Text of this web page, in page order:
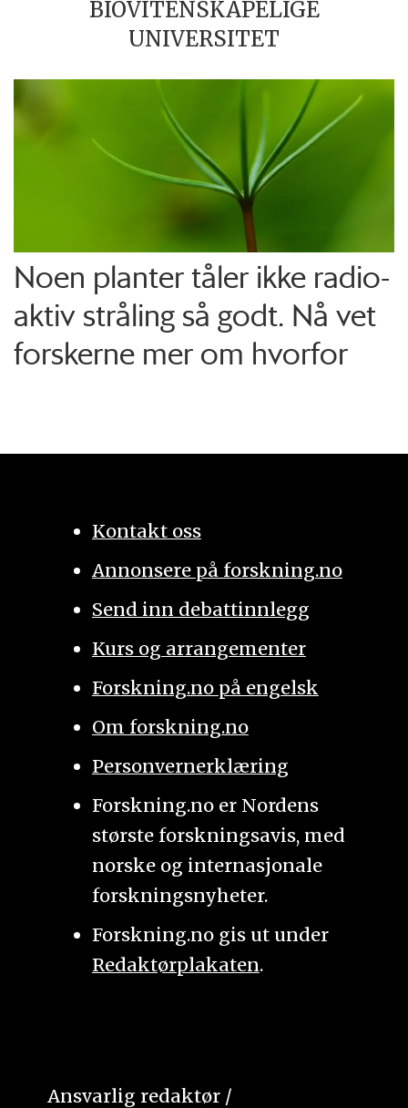
BIOVITENSKAPELIGE
UNIVERSITET
Noen planter tåler ikke radio­
aktiv stråling så godt. Nå vet
forskerne mer om hvorfor
Kontakt oss
Annonsere på forskning.no
Send inn debattinnlegg
Kurs og arrangementer
Forskning.no på engelsk
Om forskning.no
Personvernerklæring
Forskning.no er Nordens
største forskningsavis, med
norske og internasjonale
forskningsnyheter.
Forskning.no gis ut under
Redaktørplakaten.
Ansvarlig redaktør /